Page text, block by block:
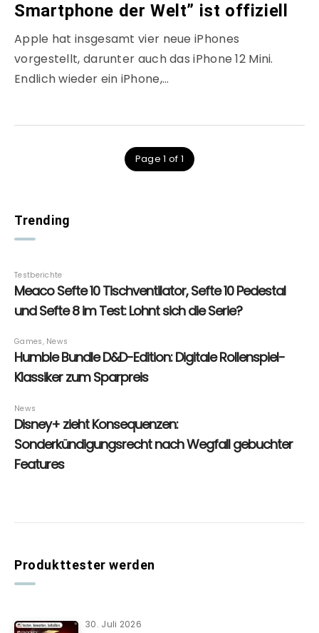
Smartphone der Welt” ist offiziell
Apple hat insgesamt vier neue iPhones
vorgestellt, darunter auch das iPhone 12 Mini.
Endlich wieder ein iPhone,…
Page 1 of 1
Trending
Produkttester werden
30. Juli 2026